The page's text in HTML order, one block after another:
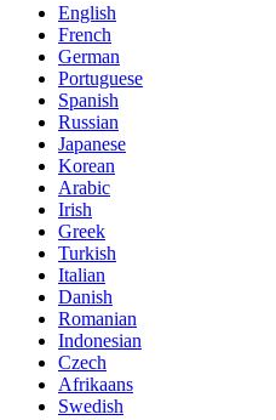
English
French
German
Portuguese
Spanish
Russian
Japanese
Korean
Arabic
Irish
Greek
Turkish
Italian
Danish
Romanian
Indonesian
Czech
Afrikaans
Swedish